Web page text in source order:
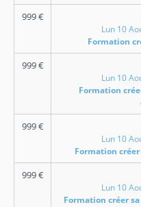
999€
Lun 10
Formation
999€
Lun 10
Formation
999€
Lun 10
Formation
999€
Lun 10
Formation créer